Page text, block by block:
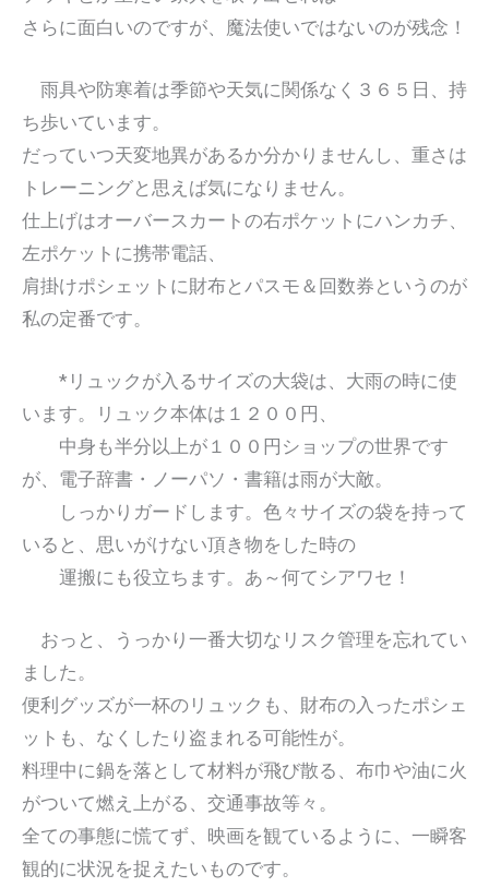
さらに面白いのですが、魔法使いではないのが残念！
雨具や防寒着は季節や天気に関係なく３６５日、持
ち歩いています。
だっていつ天変地異があるか分かりませんし、重さは
トレーニングと思えば気になりません。
仕上げはオーバースカートの右ポケットにハンカチ、
左ポケットに携帯電話、
肩掛けポシェットに財布とパスモ＆回数券というのが
私の定番です。
*リュックが入るサイズの大袋は、大雨の時に使
います。リュック本体は１２００円、
中身も半分以上が１００円ショップの世界です
が、電子辞書・ノーパソ・書籍は雨が大敵。
しっかりガードします。色々サイズの袋を持って
いると、思いがけない頂き物をした時の
運搬にも役立ちます。あ～何てシアワセ！
おっと、うっかり一番大切なリスク管理を忘れてい
ました。
便利グッズが一杯のリュックも、財布の入ったポシェ
ットも、なくしたり盗まれる可能性が。
料理中に鍋を落として材料が飛び散る、布巾や油に火
がついて燃え上がる、交通事故等々。
全ての事態に慌てず、映画を観ているように、一瞬客
観的に状況を捉えたいものです。